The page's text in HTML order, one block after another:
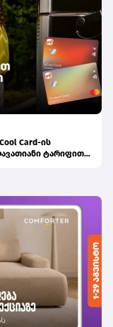
Card-ის
ტარიფით